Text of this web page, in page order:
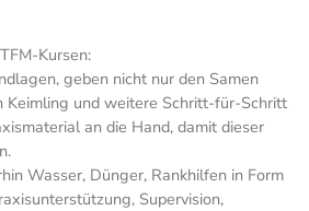
Kursen:
geben nicht nur den Samen
Keimling und weitere Schritt-für-Schritt
an die Hand, damit dieser
Wasser, Dünger, Rankhilfen in Form
Supervision,